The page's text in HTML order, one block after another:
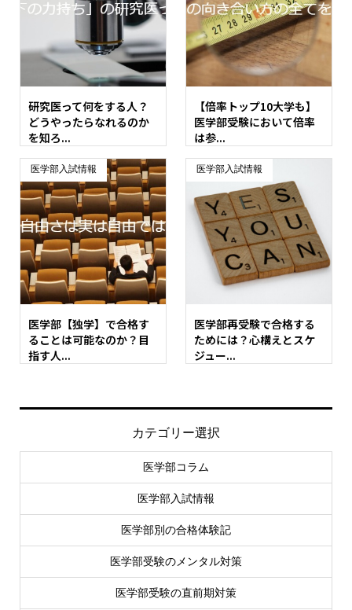
研究医って何をする人？
どうやったらなれるのか
を知ろ...
【倍率トップ10大学も】
医学部受験において倍率
は参...
医学部入試情報
医学部【独学】で合格す
ることは可能なのか？目
指す人...
医学部入試情報
医学部再受験で合格する
ためには？心構えとスケ
ジュー...
カテゴリー選択
医学部コラム
医学部入試情報
医学部別の合格体験記
医学部受験のメンタル対策
医学部受験の直前期対策